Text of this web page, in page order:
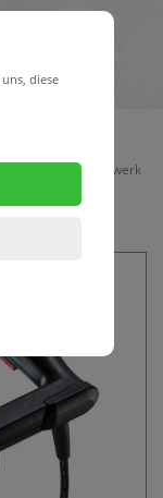
> Handrührwerk
diese